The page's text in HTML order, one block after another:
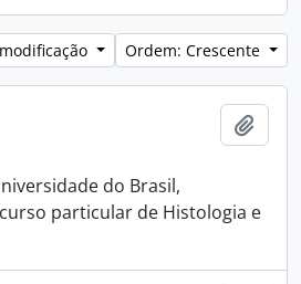
Ordem: Crescente
do Brasil,
particular de Histologia e